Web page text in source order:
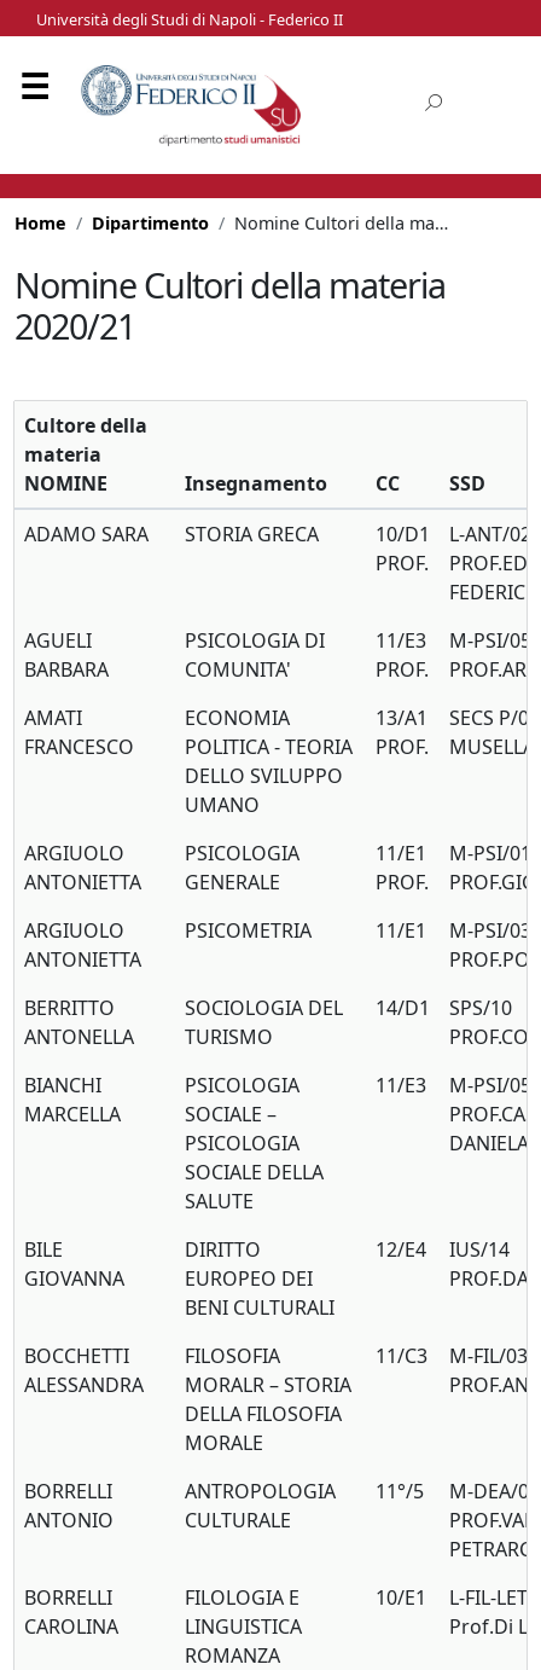
Università degli Studi di Napoli - Federico II
Home Dipartimento Nomine Cultori della materia 2020/21
Nomine Cultori della materia
2020/21
Cultore della
materia
NOMINE
Insegnamento CC
SSD
ADAMO SARA
STORIA GRECA
10/D1
PROF.
L-ANT/02
FEDERICO
AGUELI
BARBARA
PSICOLOGIA DI
COMUNITA'
11/E3
PROF.
M-PSI/05
AMATI
FRANCESCO
ECONOMIA
POLITICA - TEORIA
DELLO SVILUPPO
UMANO
13/A1
PROF.
SECS P/
MUSELLA
ARGIUOLO
ANTONIETTA
PSICOLOGIA
GENERALE
11/E1
PROF.
M-PSI/01
ARGIUOLO
ANTONIETTA
PSICOMETRIA 11/E1
M-PSI/03
BERRITTO
ANTONELLA
SOCIOLOGIA DEL
TURISMO
14/D1
SPS/10
BIANCHI
MARCELLA
PSICOLOGIA
SOCIALE –
PSICOLOGIA
SOCIALE DELLA
SALUTE
11/E3
M-PSI/05
DANIELA
BILE
GIOVANNA
DIRITTO
EUROPEO DEI
BENI CULTURALI
12/E4
IUS/14
BOCCHETTI
ALESSANDRA
FILOSOFIA
MORALR – STORIA
DELLA FILOSOFIA
MORALE
11/C3
M-FIL/03
BORRELLI
ANTONIO
ANTROPOLOGIA
CULTURALE
11°/5
M-DEA/01
BORRELLI
CAROLINA
FILOLOGIA E
LINGUISTICA
ROMANZA
10/E1
L-FIL-
Prof.Di